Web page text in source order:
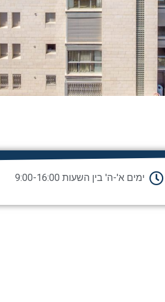
ימים א'-ה' בין השעות 9:00-16:00